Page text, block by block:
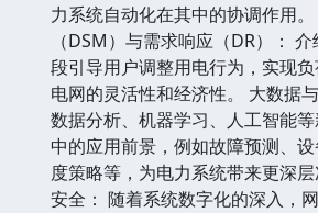
力系统自动化在其中的协调作用
（DSM）与需求响应（DR）：
段引导用户调整用电行为，实现
电网的灵活性和经济性。 大数据
数据分析、机器学习、人工智能
中的应用前景，例如故障预测、
度策略等，为电力系统带来更深
安全： 随着系统数字化的深入，